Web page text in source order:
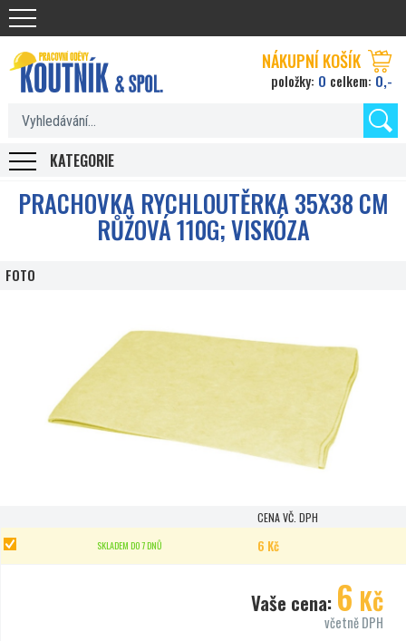
Koutnik.com
PRACHOVKA RYCHLOUTĚRKA 35X38 CM
RŮŽOVÁ 110G; VISKÓZA
FOTO
CENA VČ. DPH
SKLADEM DO 7 DNŮ 6 Kč
Vaše cena: 6 Kč
včetně DPH
KATEGORIE
NÁKUPNÍ KOŠÍK
položky: 0 celkem: 0,-